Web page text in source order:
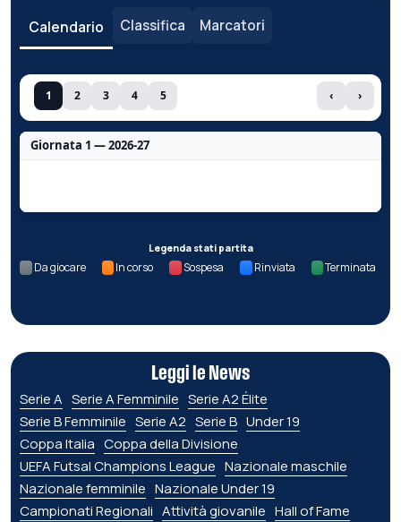
Calendario Classifica Marcatori
1 2 3 4 5 ‹ ›
Giornata 1 — 2026-27
Legenda stati partita
Da giocare In corso Sospesa Rinviata Terminata
Leggi le News
Serie A Serie A Femminile Serie A2 Élite
Serie B Femminile Serie A2 Serie B Under 19
Coppa Italia Coppa della Divisione
UEFA Futsal Champions League Nazionale maschile
Nazionale femminile Nazionale Under 19
Campionati Regionali Attività giovanile Hall of Fame